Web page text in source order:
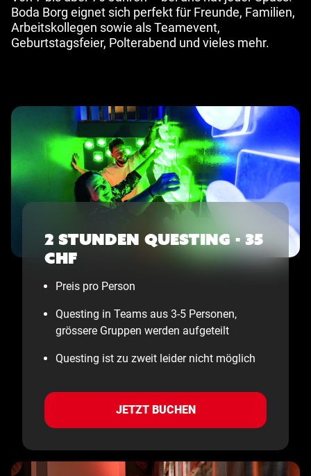
Boda Borg eignet sich perfekt für Freunde, Familien,
Arbeitskollegen sowie als Teamevent,
Geburtstagsfeier, Polterabend und vieles mehr.
2 Stunden Questing - 35
CHF
Preis pro Person
Questing in Teams aus 3-5 Personen,
grössere Gruppen werden aufgeteilt
Questing ist zu zweit leider nicht möglich
JETZT BUCHEN